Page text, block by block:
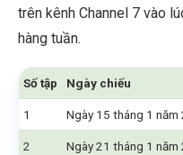
trên kênh Channel 7 vào
hàng tuần.
Số tập Ngày chiếu
1 Ngày 15 tháng 1 năm
2 Ngày 21 tháng 1 năm